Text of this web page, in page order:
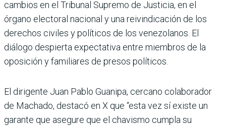
cambios en el Tribunal Supremo de Justicia, en el
órgano electoral nacional y una reivindicación de los
derechos civiles y políticos de los venezolanos. El
diálogo despierta expectativa entre miembros de la
oposición y familiares de presos políticos.
El dirigente Juan Pablo Guanipa, cercano colaborador
de Machado, destacó en X que “esta vez sí existe un
garante que asegure que el chavismo cumpla su